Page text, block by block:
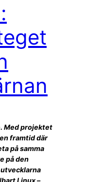
Med projektet
framtid där
på samma
på den
Linux –